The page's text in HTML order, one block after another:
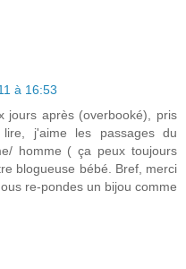
à 16:53
jours après (overbooké), pris
j'aime les passages du
homme ( ça peux toujours
blogueuse bébé. Bref, merci
re-pondes un bijou comme